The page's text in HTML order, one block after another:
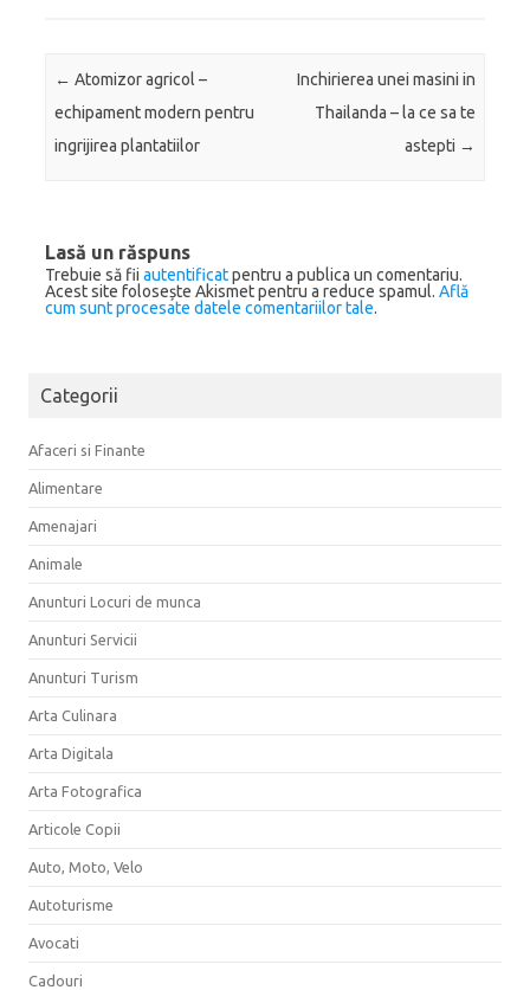
Post navigation
← Atomizor agricol –
echipament modern pentru
ingrijirea plantatiilor
Inchirierea unei masini in
Thailanda – la ce sa te
astepti →
Lasă un răspuns
Trebuie să fii autentificatpentru a publica un comentariu.
Acest site folosește Akismet pentru a reduce spamul. Află
cum sunt procesate datele comentariilor tale.
Categorii
Afaceri si Finante
Alimentare
Amenajari
Animale
Anunturi Locuri de munca
Anunturi Servicii
Anunturi Turism
Arta Culinara
Arta Digitala
Arta Fotografica
Articole Copii
Auto, Moto, Velo
Autoturisme
Avocati
Cadouri